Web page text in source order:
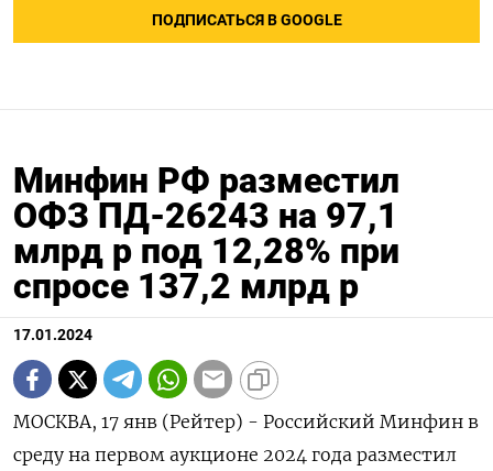
ПОДПИСАТЬСЯ В GOOGLE
Минфин РФ разместил
ОФЗ ПД-26243 на 97,1
млрд р под 12,28% при
спросе 137,2 млрд р
17.01.2024
МОСКВА, 17 янв (Рейтер) - Российский Минфин в
среду на первом аукционе 2024 года разместил